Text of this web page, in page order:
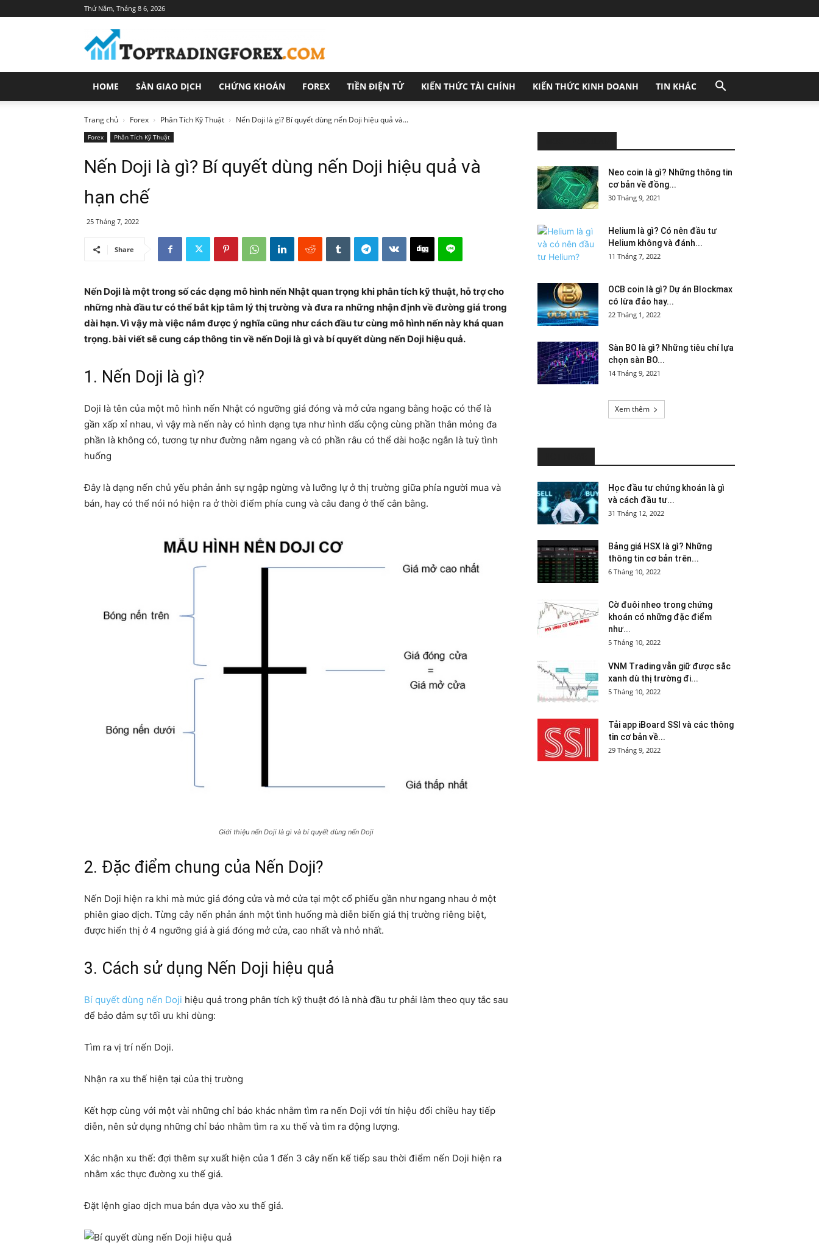
Thứ Năm, Tháng 8 6, 2026
Trang
Tin
Tức
Đầu
Tư
Chính
HOME SÀN GIAO DỊCH CHỨNG KHOÁN FOREX TIỀN ĐIỆN TỬ KIẾN THỨC TÀI CHÍNH KIẾN THỨC KINH DOANH TIN KHÁC
Trang chủ Forex Phân Tích Kỹ Thuật Nến Doji là gì? Bí quyết dùng nến Doji hiệu quả và...
Forex Phân Tích Kỹ Thuật
Nến Doji là gì? Bí quyết dùng nến Doji hiệu quả và
hạn chế
25 Tháng 7, 2022
Share
Nến Doji là một trong số các dạng mô hình nến Nhật quan trọng khi phân tích kỹ thuật, hỗ trợ cho
những nhà đầu tư có thể bắt kịp tâm lý thị trường và đưa ra những nhận định về đường giá trong
dài hạn. Vì vậy mà việc nắm được ý nghĩa cũng như cách đầu tư cùng mô hình nến này khá quan
trọng. bài viết sẽ cung cáp thông tin về nến Doji là gì và bí quyết dùng nến Doji hiệu quả.
1. Nến Doji là gì?
Doji là tên của một mô hình nến Nhật có ngưỡng giá đóng và mở cửa ngang bằng hoặc có thể là
gần xấp xỉ nhau, vì vậy mà nến này có hình dạng tựa như hình dấu cộng cùng phần thân mỏng đa
phần là không có, tương tự như đường nằm ngang và có phần râu có thể dài hoặc ngắn là tuỳ tình
huống
Đây là dạng nến chủ yếu phản ảnh sự ngập ngừng và lưỡng lự ở thị trường giữa phía người mua và
bán, hay có thể nói nó hiện ra ở thời điểm phía cung và câu đang ở thế cân bằng.
Giới thiệu nến Doji là gì và bí quyết dùng nến Doji
2. Đặc điểm chung của Nến Doji?
Nến Doji hiện ra khi mà mức giá đóng cửa và mở cửa tại một cổ phiếu gần như ngang nhau ở một
phiên giao dịch. Từng cây nến phản ánh một tình huống mà diễn biến giá thị trường riêng biệt,
được hiển thị ở 4 ngưỡng giá à giá đóng mở cửa, cao nhất và nhỏ nhất.
3. Cách sử dụng Nến Doji hiệu quả
Bí quyết dùng nến Doji hiệu quả trong phân tích kỹ thuật đó là nhà đầu tư phải làm theo quy tắc sau
để bảo đảm sự tối ưu khi dùng:
Tìm ra vị trí nến Doji.
Nhận ra xu thế hiện tại của thị trường
Kết hợp cùng với một vài những chỉ báo khác nhằm tìm ra nến Doji với tín hiệu đổi chiều hay tiếp
diễn, nên sử dụng những chỉ báo nhằm tìm ra xu thế và tìm ra động lượng.
Xác nhận xu thế: đợi thêm sự xuất hiện của 1 đến 3 cây nến kế tiếp sau thời điểm nến Doji hiện ra
nhằm xác thực đường xu thế giá.
Đặt lệnh giao dịch mua bán dựa vào xu thế giá.
Neo coin là gì? Những thông tin
cơ bản về đồng...
30 Tháng 9, 2021
Helium là gì? Có nên đầu tư
Helium không và đánh...
11 Tháng 7, 2022
OCB coin là gì? Dự án Blockmax
có lừa đảo hay...
22 Tháng 1, 2022
Sàn BO là gì? Những tiêu chí lựa
chọn sàn BO...
14 Tháng 9, 2021
Xem thêm
Học đầu tư chứng khoán là gì
và cách đầu tư...
31 Tháng 12, 2022
Bảng giá HSX là gì? Những
thông tin cơ bản trên...
6 Tháng 10, 2022
Cờ đuôi nheo trong chứng
khoán có những đặc điểm
như...
5 Tháng 10, 2022
VNM Trading vẫn giữ được sắc
xanh dù thị trường đi...
5 Tháng 10, 2022
Tải app iBoard SSI và các thông
tin cơ bản về...
29 Tháng 9, 2022